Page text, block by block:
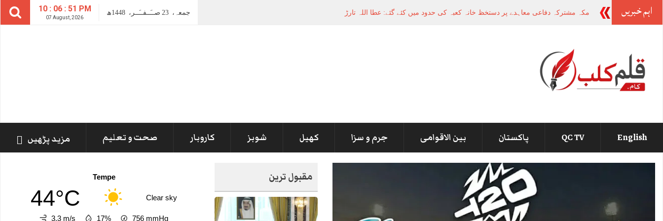
10 : 06 : 52 PM
07 August, 2026
جمعہ، 23 صــَــفــَــر، 1448ھ اہم خبریں وزیراعظم سے-
English
QC TV پاکستان بین الاقوامی جرم و سزا کھیل شوبز کاروبار صحت و تعلیم مزید پڑھیں
مقبول ترین Tempe
44°C Clear sky
3.3 m/s 17% 756 mmHg